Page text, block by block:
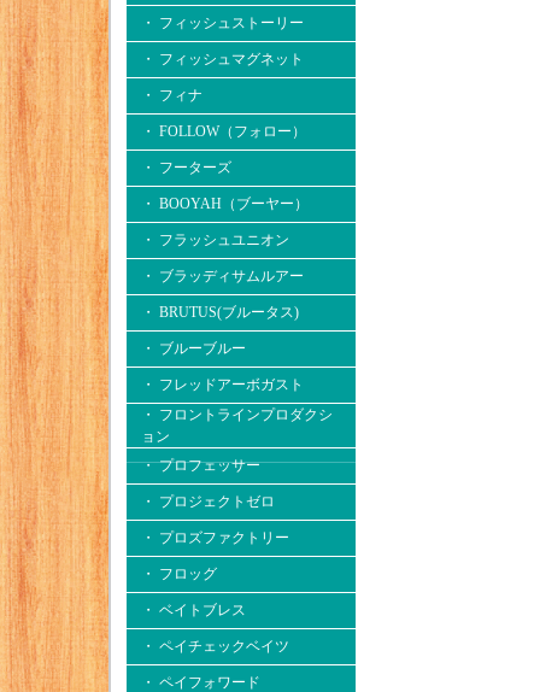
・ フィッシュストーリー
・ フィッシュマグネット
・ フィナ
・ FOLLOW（フォロー）
・ フーターズ
・ BOOYAH（ブーヤー）
・ フラッシュユニオン
・ ブラッディサムルアー
・ BRUTUS(ブルータス)
・ ブルーブルー
・ フレッドアーボガスト
・ フロントラインプロダクシ
ョン
・ プロフェッサー
・ プロジェクトゼロ
・ プロズファクトリー
・ フロッグ
・ ベイトブレス
・ ペイチェックベイツ
・ ペイフォワード